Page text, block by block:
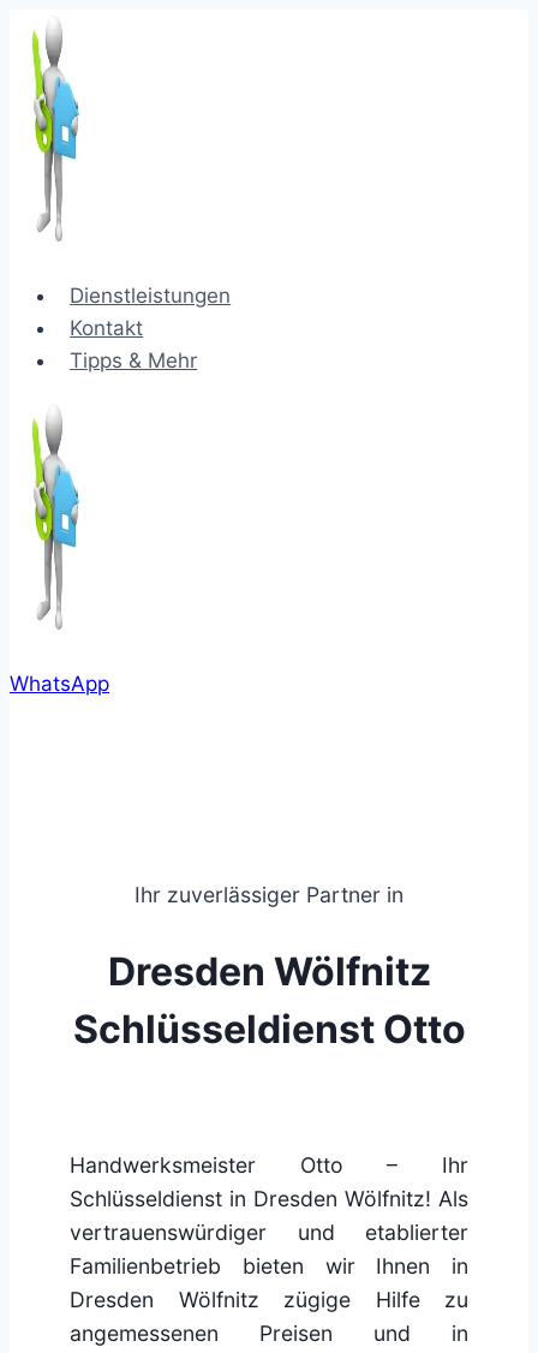
Zum
Inhalt
springen
Dienstleistungen
Kontakt
Tipps & Mehr
WhatsApp
Ihr zuverlässiger Partner in
Dresden Wölfnitz
Schlüsseldienst Otto
Handwerksmeister Otto – Ihr
Schlüsseldienst in Dresden Wölfnitz! Als
vertrauenswürdiger und etablierter
Familienbetrieb bieten wir Ihnen in
Dresden Wölfnitz zügige Hilfe zu
angemessenen Preisen und in